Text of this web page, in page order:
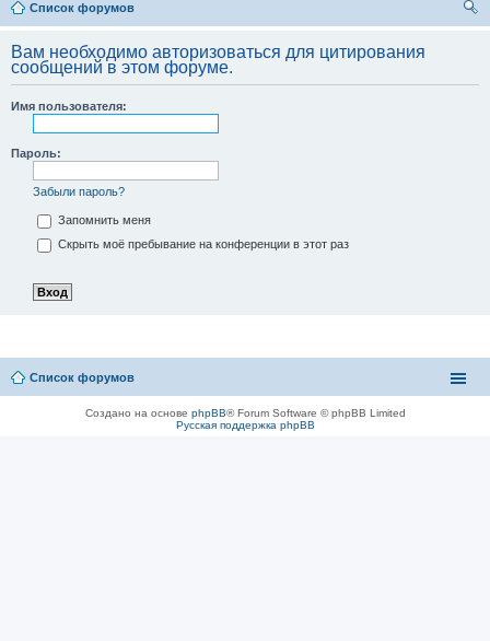
Список форумов
Вам необходимо авторизоваться для цитирования
сообщений в этом форуме.
Имя пользователя:
Пароль:
Забыли пароль?
Запомнить меня
Скрыть моё пребывание на конференции в этот раз
Список форумов
Создано на основе phpBB® Forum Software © phpBB Limited
Русская поддержка phpBB